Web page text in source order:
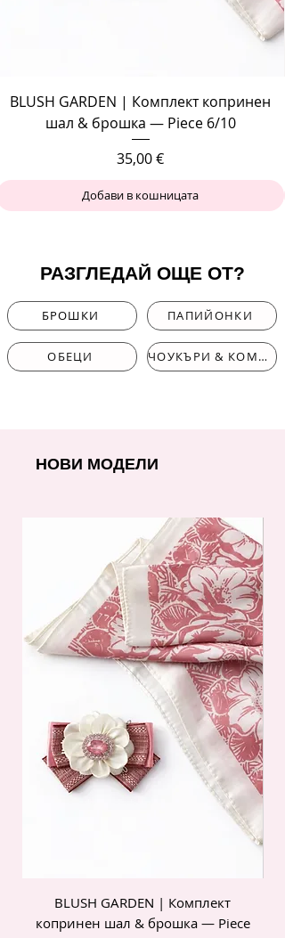
BLUSH GARDEN | Комплект копринен
шал & брошка — Piece 6/10
Цена
35,00 €
Добави в кошницата
РАЗГЛЕДАЙ ОЩЕ ОТ?
БРОШКИ ПАПИЙОНКИ
ОБЕЦИ ЧОУКЪРИ & КОМПЛЕКТИ
НОВИ МОДЕЛИ
BLUSH GARDEN | Комплект
копринен шал & брошка — Piece